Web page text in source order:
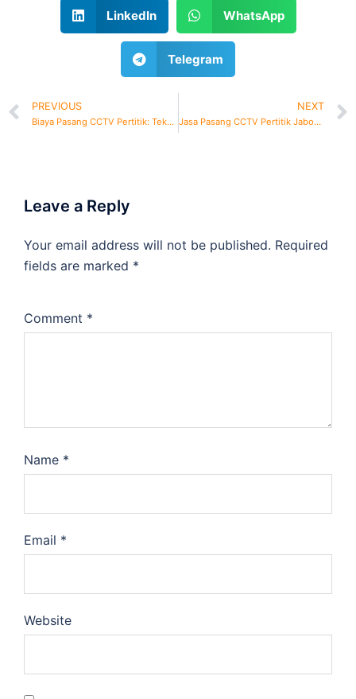
LinkedIn WhatsApp
Telegram
PREVIOUS
Biaya Pasang CCTV Pertitik: Teknisi Profesional
NEXT
Jasa Pasang CCTV Pertitik Jabodetabek: Teknisi Profesional
Leave a Reply
Your email address will not be published. Required
fields are marked *
Comment *
Name *
Email *
Website